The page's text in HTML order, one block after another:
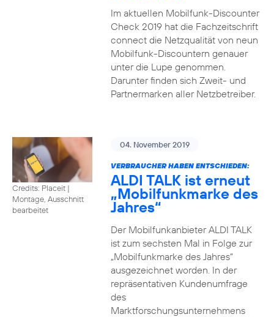
Im aktuellen Mobilfunk-Discounter
Check 2019 hat die Fachzeitschrift
connect die Netzqualität von neun
Mobilfunk-Discountern genauer
unter die Lupe genommen.
Darunter finden sich Zweit- und
Partnermarken aller Netzbetreiber.
Credits: Placeit |
Montage, Ausschnitt
bearbeitet
04. November 2019
VERBRAUCHER HABEN ENTSCHIEDEN:
ALDI TALK ist erneut
„Mobilfunkmarke des
Jahres“
Der Mobilfunkanbieter ALDI TALK
ist zum sechsten Mal in Folge zur
„Mobilfunkmarke des Jahres“
ausgezeichnet worden. In der
repräsentativen Kundenumfrage
des
Marktforschungsunternehmens